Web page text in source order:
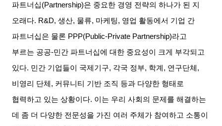
파트너십(Partnership)은 중요한 경영 전략의 하나가 된 지
오래다. R&D,생산, 물류, 마케팅, 영업 활동에서 기업 간
파트너십은 물론 PPP(Public-Private Partnership)라고
부르는 공공-민간 파트너십에 대한 중요성이 크게 부각되고
있다. 민간 기업들이 국제기구, 각국 정부, 학계 , 연구단체 ,
비영리 단체 , 커뮤니티 기반 조직 등과 다양한 형태로
협력하고 있는 상황이다. 이는 우리 사회의 문제를 해결하는
데 좀 더 다양한 전문성을 가진 여러 주체가 참여하고 소통이